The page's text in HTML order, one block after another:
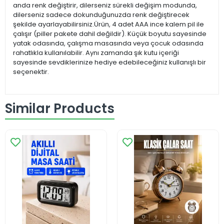
anda renk değiştirir, dilerseniz sürekli değişim modunda,
dilerseniz sadece dokunduğunuzda renk değiştirecek
şekilde ayarlayabilirsiniz.Ürün, 4 adet AAA ince kalem pil ile
çalışır (piller pakete dahil değildir). Küçük boyutu sayesinde
yatak odasında, çalışma masasında veya çocuk odasında
rahatlıkla kullanılabilir. Aynı zamanda şık kutu içeriği
sayesinde sevdiklerinize hediye edebileceğiniz kullanışlı bir
seçenektir.
Similar Products